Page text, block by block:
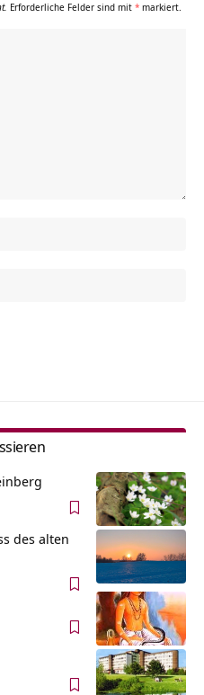
Erforderliche Felder sind mit * markiert.
des alten